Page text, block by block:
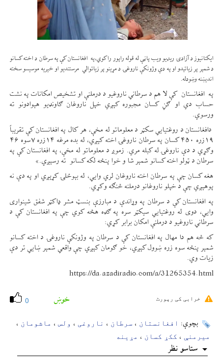
ایکنانیوز د آزادۍ ریډیو ویب پاڼې له قوله راپور راکوي،په افغانستان کې په سرطان د اخته کسانو
د شمېر پر زیاتېدو او په دې وژونکې ناروغۍ د مړینو پر زیاتوالي مرستندیو او خیریه موسیسو سخته
اندېښنه وښودله.
په افغانستان کې لا هم د سرطاني ناروغیو د درملنې او تشخیص امکانات په نشت
حساب دي او ګڼ کسان مجبوره کېږي خپل ناروغان ګاونډیو هېوادونو ته
ورسوي.
دافغانستان د روغتیايي سکټ‍ر د معلوماتو له مخې، هر کال په افغانستان کې تقریباً
۱۹زره ۴۵۰ کسان په سرطان ناروغۍ اخته کېږي، له بده مرغه ۱۴زره ۷سوه ۴۶
وګړي د دې ناروغۍ له کبله مري. زموږ د معلوماتو له مخې، په افغانستان کې په
سرطان د ټولو اخته کسانو شمېر شا و خوا پنځه لکه کسانو ته رسېږي.»
هغه کسان چې په سرطان اخته ناروغان لري وايي، له بېوځلۍ کړېږي او په دې نه
پوهېږي چې د خپلو ناروغانو درملنه څنګه وکړي.
په افغانستان کې د سرطان په وړاندې د مبارزې بنسټ مشر ډاکټر شفق شینواری
وايي، دوی له روغتیايي سیکټر سره په ګډه هڅه کوي چې په افغانستان کې د
سرطاني ناروغیو د درملنې امکان برابر کړي:
که څه هم دا مهال په افغانستان کې د سرطان په وژونکې ناروغۍ د اخته کسانو
شمېر پنځه سوه زره ښوول کېږي، خو ګومان کېږي چې واقعي شمېر ښايي تر دې
زیات وي.
https://da.azadiradio.com/a/31265354.html
0 خوښ خرابی کی رپورٹ
بچوې: افغانستان ، سرطان ، ناروغی ، ولس ، ماشومان ،
میرمنې ، ککړ کسان ، مړینه
ستاسو نظر